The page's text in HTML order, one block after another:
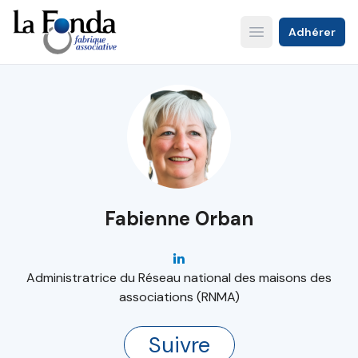
Aller
au
contenu
principal
Open main menu
Adhérer
Fabienne Orban
Administratrice du Réseau national des maisons des
associations (RNMA)
Suivre